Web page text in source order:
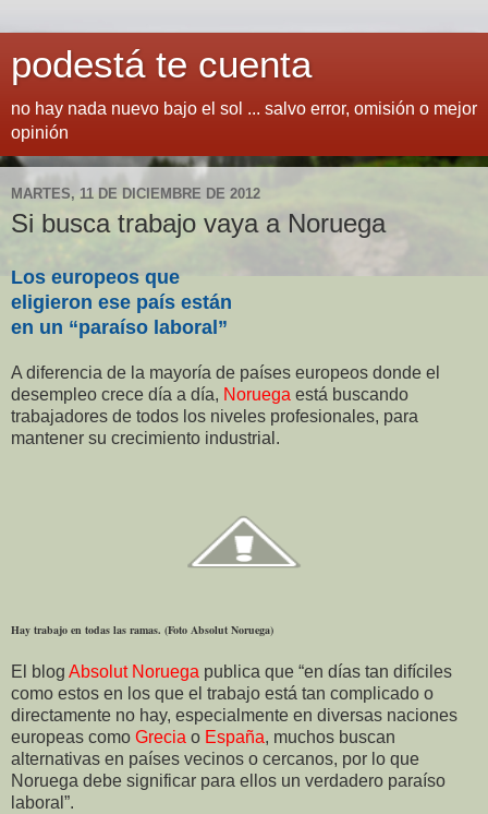
podestá te cuenta
no hay nada nuevo bajo el sol ... salvo error, omisión o mejor
opinión
MARTES, 11 DE DICIEMBRE DE 2012
Si busca trabajo vaya a Noruega
Los europeos que
eligieron ese país están
en un “paraíso laboral”
A diferencia de la mayoría de países europeos donde el
desempleo crece día a día, Noruega está buscando
trabajadores de todos los niveles profesionales, para
mantener su crecimiento industrial.
Hay trabajo en todas las ramas. (Foto Absolut Noruega)
El blog Absolut Noruega publica que “en días tan difíciles
como estos en los que el trabajo está tan complicado o
directamente no hay, especialmente en diversas naciones
europeas como Grecia o España, muchos buscan
alternativas en países vecinos o cercanos, por lo que
Noruega debe significar para ellos un verdadero paraíso
laboral”.